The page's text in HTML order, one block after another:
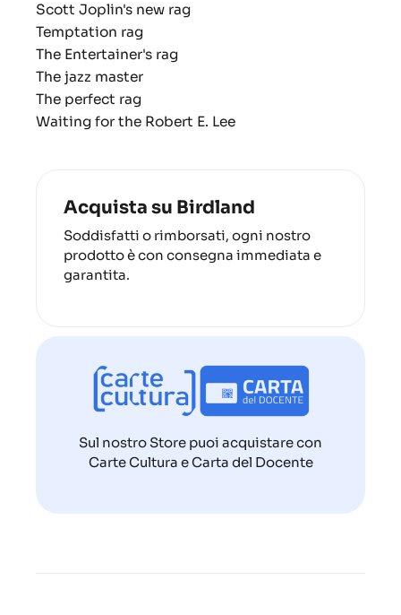
Scott Joplin's new rag
Temptation rag
The Entertainer's rag
The jazz master
The perfect rag
Waiting for the Robert E. Lee
Acquista su Birdland
Soddisfatti o rimborsati, ogni nostro
prodotto è con consegna immediata e
garantita.
Sul nostro Store puoi acquistare con
Carte Cultura e Carta del Docente